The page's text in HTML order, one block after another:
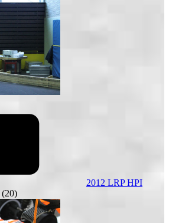
2012 LRP HPI
(20)